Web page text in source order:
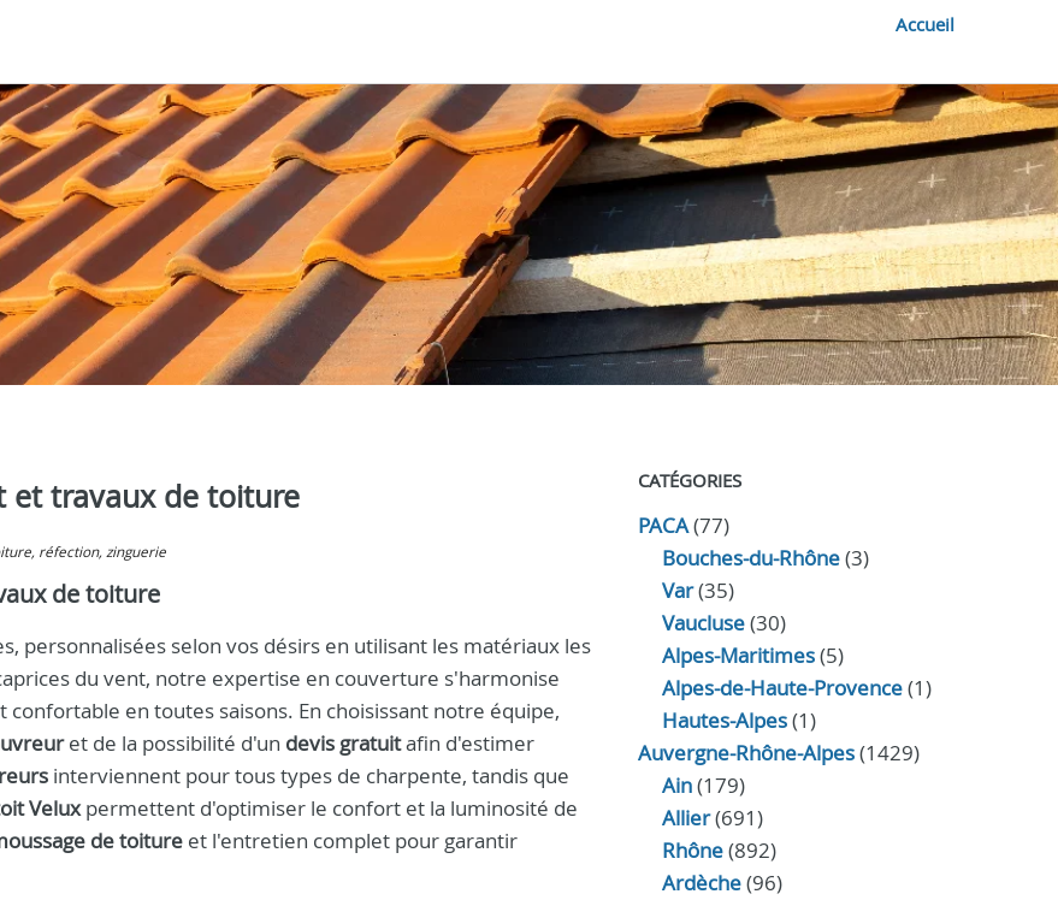
Accueil
et travaux de toiture
réfection, zinguerie
de toiture
personnalisées selon vos désirs en utilisant les matériaux les
du vent, notre expertise en couverture s'harmonise
en toutes saisons. En choisissant notre équipe,
et de la possibilité d'un devis gratuitafin d'estimer
interviennent pour tous types de charpente, tandis que
Veluxpermettent d'optimiser le confort et la luminosité de
de toiture et l'entretien complet pour garantir
CATÉGORIES
PACA(77)
Bouches-du-Rhône(3)
Var(35)
Vaucluse(30)
Alpes-Maritimes(5)
Alpes-de-Haute-Provence(1)
Hautes-Alpes(1)
Auvergne-Rhône-Alpes(1429)
Ain(179)
Allier(691)
Rhône(892)
Ardèche(96)